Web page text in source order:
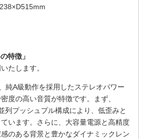
特徴」
たします。
純A級動作を採用したステレオパワー
度の高い音質が特徴です。まず、
列プッシュプル構成により、低歪みと
います。さらに、大容量電源と高精度
のある背景と豊かなダイナミックレン